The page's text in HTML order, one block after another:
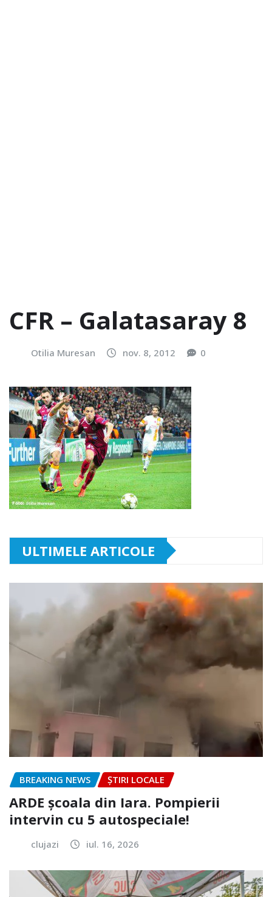
CFR – Galatasaray 8
Otilia Muresan nov. 8, 2012 0
ULTIMELE ARTICOLE
BREAKING NEWS ȘTIRI LOCALE
ARDE școala din Iara. Pompierii
intervin cu 5 autospeciale!
clujazi iul. 16, 2026